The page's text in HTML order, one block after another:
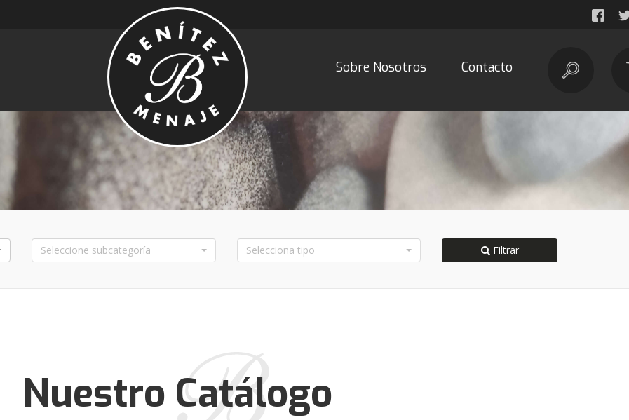
Sobre Nosotros Contacto
Seleccione subcategoría Selecciona tipo Filtrar
Nuestro Catálogo